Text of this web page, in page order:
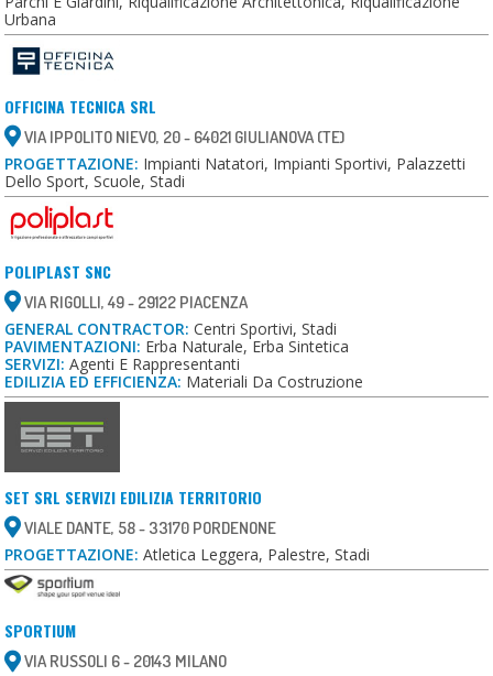
Urbana
OFFICINA TECNICA SRL
VIA IPPOLITO NIEVO, 20 - 64021 GIULIANOVA (TE)
PROGETTAZIONE: Impianti Natatori, Impianti Sportivi, Palazzetti
Dello Sport, Scuole, Stadi
POLIPLAST SNC
VIA RIGOLLI, 49 - 29122 PIACENZA
GENERAL CONTRACTOR: Centri Sportivi, Stadi
PAVIMENTAZIONI: Erba Naturale, Erba Sintetica
SERVIZI: Agenti E Rappresentanti
EDILIZIA ED EFFICIENZA: Materiali Da Costruzione
SET SRL SERVIZI EDILIZIA TERRITORIO
VIALE DANTE, 58 - 33170 PORDENONE
PROGETTAZIONE: Atletica Leggera, Palestre, Stadi
SPORTIUM
VIA RUSSOLI 6 - 20143 MILANO